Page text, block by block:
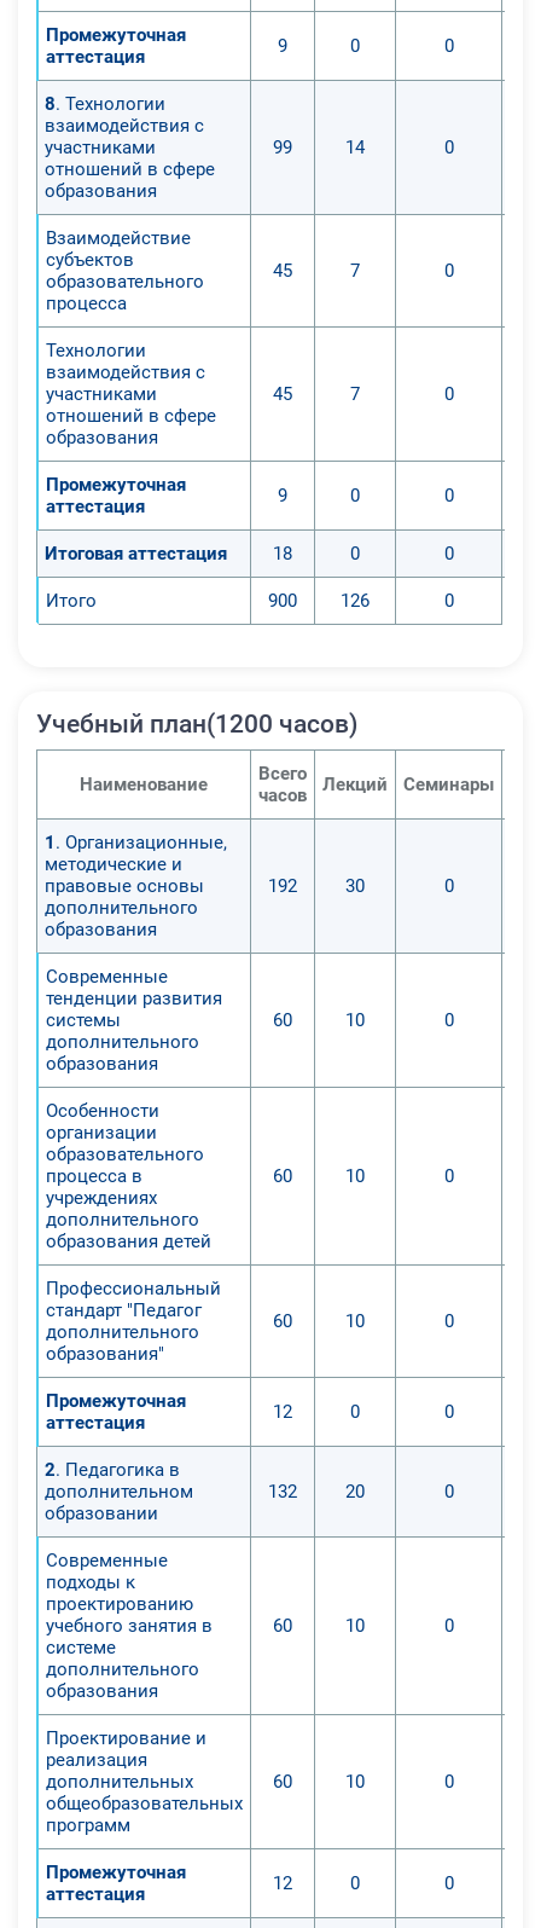
Промежуточная
аттестация
9 0 0
8. Технологии
взаимодействия с
участниками
отношений в сфере
образования
99 14 0
Взаимодействие
субъектов
образовательного
процесса
45 7 0
Технологии
взаимодействия с
участниками
отношений в сфере
образования
45 7 0
Промежуточная
аттестация
9 0 0
Итоговая аттестация 18 0 0
Итого 900 126 0
Учебный план(1200 часов)
Наименование
Всего
часов
Лекций Семинары
1 . Организационные,
методические и
правовые основы
дополнительного
образования
192 30 0
Современные
тенденции развития
системы
дополнительного
образования
60 10 0
Особенности
организации
образовательного
процесса в
учреждениях
дополнительного
образования детей
60 10 0
Профессиональный
стандарт "Педагог
дополнительного
образования"
60 10 0
Промежуточная
аттестация
12 0 0
2. Педагогика в
дополнительном
образовании
132 20 0
Современные
подходы к
проектированию
учебного занятия в
системе
дополнительного
образования
60 10 0
Проектирование и
реализация
дополнительных
общеобразовательных
программ
60 10 0
Промежуточная
аттестация
12 0 0